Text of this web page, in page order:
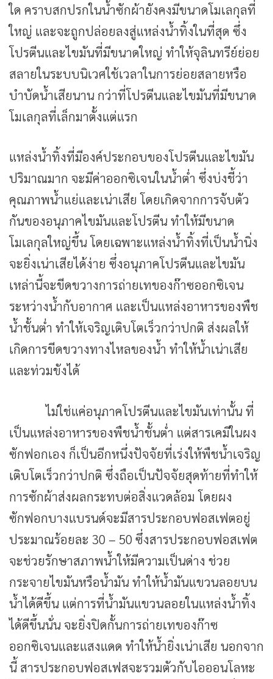
ใด คราบสกปรกในน้ำซักผ้ายังคงมีขนาดโมเลกุลที่
ใหญ่ และจะถูกปล่อยลงสู่แหล่งน้ำทิ้งในที่สุด ซึ่ง
โปรตีนและไขมันที่มีขนาดใหญ่ ทำให้จุลินทรีย์ย่อย
สลายในระบบนิเวศใช้เวลาในการย่อยสลายหรือ
บำบัดน้ำเสียนาน กว่าที่โปรตีนและไขมันที่มีขนาด
โมเลกุลที่เล็กมาตั้งแต่แรก
แหล่งน้ำทิ้งที่มีองค์ประกอบของโปรตีนและไขมัน
ปริมาณมาก จะมีค่าออกซิเจนในน้ำต่ำ ซึ่งบ่งชี้ว่า
คุณภาพน้ำแย่และเน่าเสีย โดยเกิดจากการจับตัว
กันของอนุภาคไขมันและโปรตีน ทำให้มีขนาด
โมเลกุลใหญ่ขึ้น โดยเฉพาะแหล่งน้ำทิ้งที่เป็นน้ำนิ่ง
จะยิ่งเน่าเสียได้ง่าย ซึ่งอนุภาคโปรตีนและไขมัน
เหล่านี้จะขีดขวางการถ่ายเทของก๊าซออกซิเจน
ระหว่างน้ำกับอากาศ และเป็นแหล่งอาหารของพืช
น้ำชั้นต่ำ ทำให้เจริญเติบโตเร็วกว่าปกติ ส่งผลให้
เกิดการขีดขวางทางไหลของน้ำ ทำให้น้ำเน่าเสีย
และท่วมขังได้
ไม่ใช่แค่อนุภาคโปรตีนและไขมันเท่านั้น ที่
เป็นแหล่งอาหารของพืชน้ำชั้นต่ำ แต่สารเคมีในผง
ซักฟอกเอง ก็เป็นอีกหนึ่งปัจจัยที่เร่งให้พืชน้ำเจริญ
เติบโตเร็วกว่าปกติ ซึ่งถือเป็นปัจจัยสุดท้ายที่ทำให้
การซักผ้าส่งผลกระทบต่อสิ่งแวดล้อม โดยผง
ซักฟอกบางแบรนด์จะมีสารประกอบฟอสเฟตอยู่
ประมาณร้อยละ 30 – 50 ซึ่งสารประกอบฟอสเฟต
จะช่วยรักษาสภาพน้ำให้มีความเป็นด่าง ช่วย
กระจายไขมันหรือน้ำมัน ทำให้น้ำมันแขวนลอยบน
น้ำได้ดีขึ้น แต่การที่น้ำมันแขวนลอยในแหล่งน้ำทิ้ง
ได้ดีขึ้นนั่น จะยิ่งปิดกั้นการถ่ายเทของก๊าซ
ออกซิเจนและแสงแดด ทำให้น้ำยิ่งเน่าเสีย นอกจาก
นี้ สารประกอบฟอสเฟสจะรวมตัวกับไอออนโลหะ